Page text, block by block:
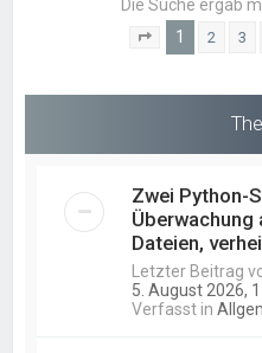
Die Suche ergab
Seite von 20
1 2 3
Zwei Python-
Überwachung
Dateien,
Letzter Beitrag
5. August 2026,
Verfasst in